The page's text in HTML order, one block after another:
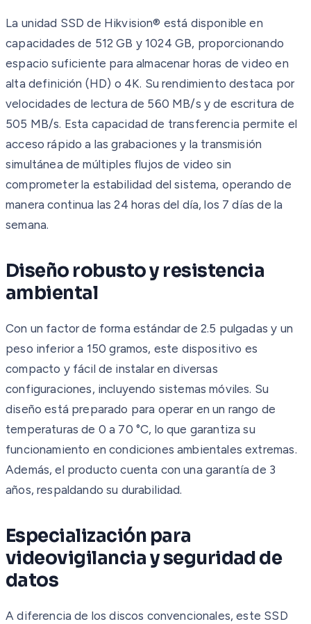
La unidad SSD de Hikvision® está disponible en
capacidades de 512 GB y 1024 GB, proporcionando
espacio suficiente para almacenar horas de video en
alta definición (HD) o 4K. Su rendimiento destaca por
velocidades de lectura de 560 MB/s y de escritura de
505 MB/s. Esta capacidad de transferencia permite el
acceso rápido a las grabaciones y la transmisión
simultánea de múltiples flujos de video sin
comprometer la estabilidad del sistema, operando de
manera continua las 24 horas del día, los 7 días de la
semana.
Diseño robusto y resistencia
ambiental
Con un factor de forma estándar de 2.5 pulgadas y un
peso inferior a 150 gramos, este dispositivo es
compacto y fácil de instalar en diversas
configuraciones, incluyendo sistemas móviles. Su
diseño está preparado para operar en un rango de
temperaturas de 0 a 70 °C, lo que garantiza su
funcionamiento en condiciones ambientales extremas.
Además, el producto cuenta con una garantía de 3
años, respaldando su durabilidad.
Especialización para
videovigilancia y seguridad de
datos
A diferencia de los discos convencionales, este SSD